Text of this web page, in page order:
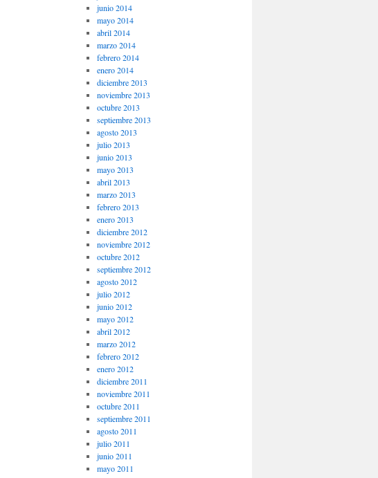
junio 2014
mayo 2014
abril 2014
marzo 2014
febrero 2014
enero 2014
diciembre 2013
noviembre 2013
octubre 2013
septiembre 2013
agosto 2013
julio 2013
junio 2013
mayo 2013
abril 2013
marzo 2013
febrero 2013
enero 2013
diciembre 2012
noviembre 2012
octubre 2012
septiembre 2012
agosto 2012
julio 2012
junio 2012
mayo 2012
abril 2012
marzo 2012
febrero 2012
enero 2012
diciembre 2011
noviembre 2011
octubre 2011
septiembre 2011
agosto 2011
julio 2011
junio 2011
mayo 2011